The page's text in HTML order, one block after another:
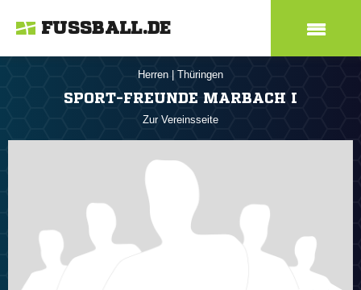
FUSSBALL.DE
Herren Thüringen
SPORT-FREUNDE MARBACH I
Zur Vereinsseite